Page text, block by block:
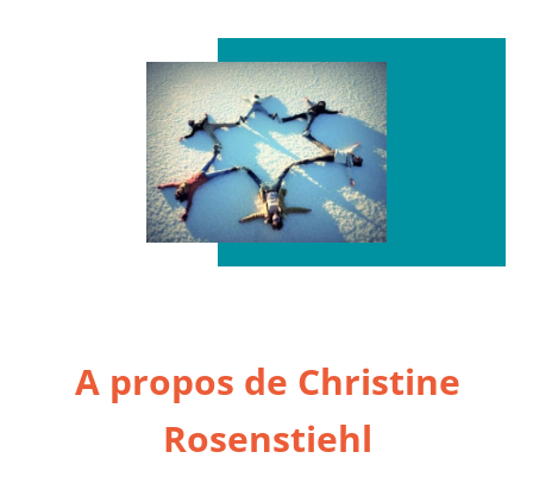
A propos de Christine
Rosenstiehl